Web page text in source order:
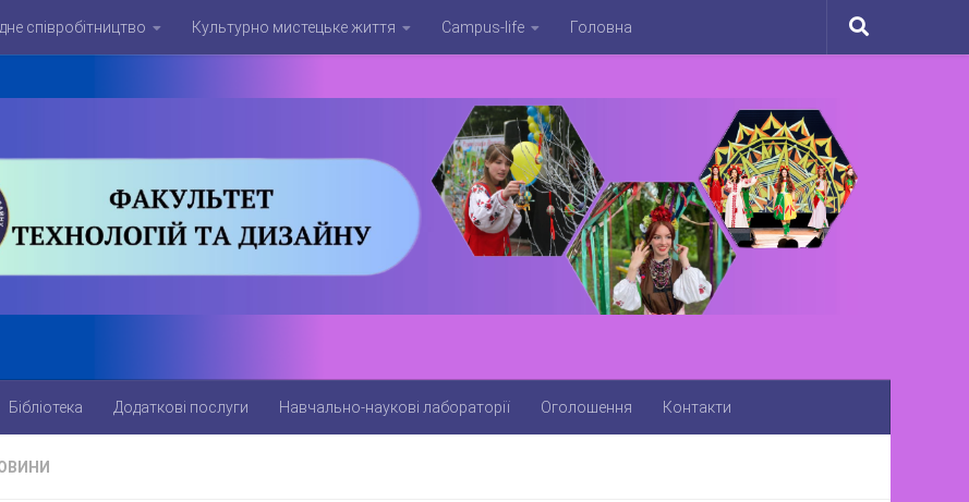
співробітництво Культурно мистецьке життя Campus-life Головна
Бібліотека Додаткові послуги Навчально-наукові лабораторії Оголошення Контакти